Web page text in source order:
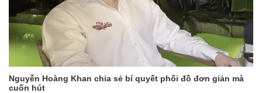
Nguyễn Hoàng Khan chia sẻ bí quyết phối đồ đơn giản mà
cuốn hút